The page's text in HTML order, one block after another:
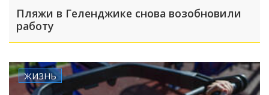
Пляжи в Геленджике снова возобновили
работу
ЖИЗНЬ